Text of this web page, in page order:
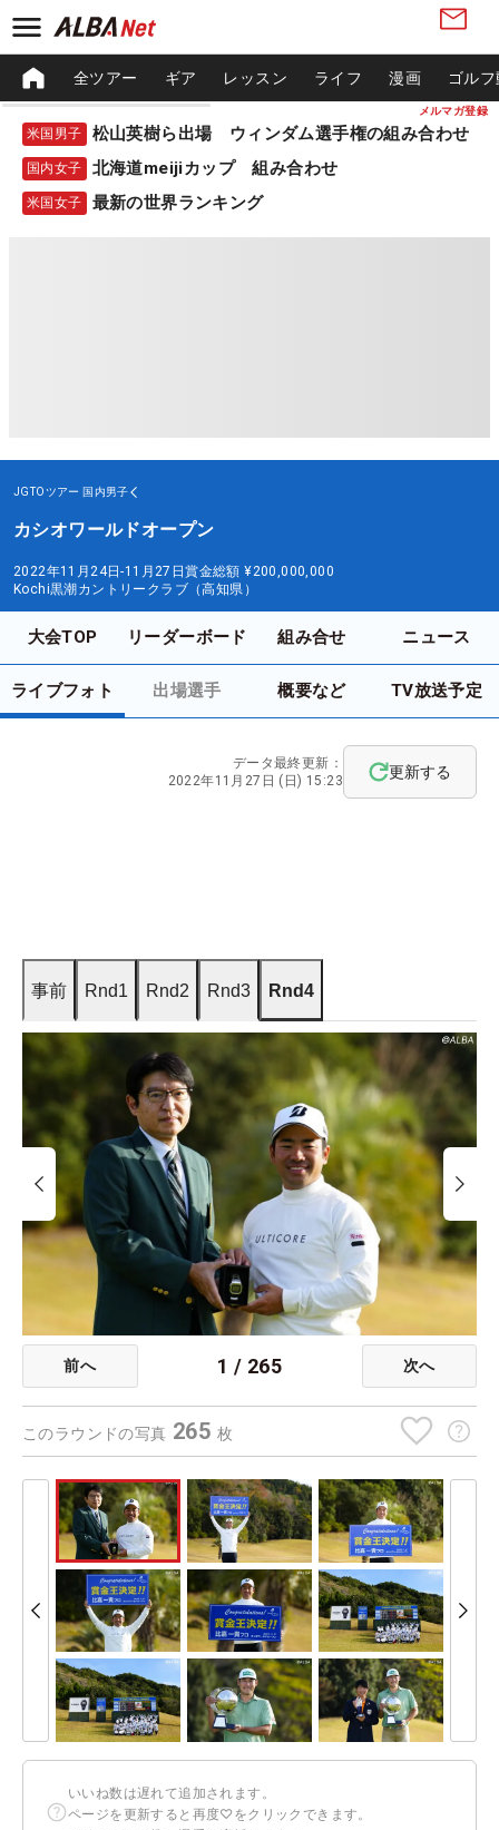
メルマガ登録
全ツアー ギア レッスン ライフ 漫画 ゴル
米国男子 松山英樹ら出場 ウィンダム選手権の組み合わせ
国内女子 北海道meijiカップ 組み合わせ
米国女子 最新の世界ランキング
JGTOツアー 国内男子
カシオワールドオープン
2022年11月24日-11月27日賞金総額 ¥200,000,000
Kochi黒潮カントリークラブ（高知県）
大会TOP リーダーボード 組み合せ ニュース
ライブフォト 出場選手 概要など TV放送予定
データ最終更新：
2022年11月27日 (日) 15:23
更新する
事前 Rnd1 Rnd2 Rnd3 Rnd4
前へ 1 / 265 次へ
このラウンドの写真 265 枚
いいね数は遅れて追加されます。
ページを更新すると再度♡をクリックできます。